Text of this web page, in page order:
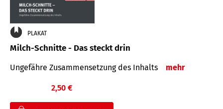
PLAKAT
Milch-Schnitte - Das steckt drin
Ungefähre Zu­sammen­setzung des Inhalts mehr
2,50 €